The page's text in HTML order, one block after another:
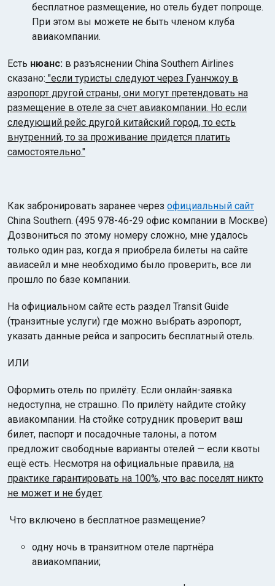
бесплатное размещение, но отель будет попроще.
При этом вы можете не быть членом клуба
авиакомпании.
Есть нюанс: в разъяснении China Southern Airlines
сказано: "если туристы следуют через Гуанчжоу в
аэропорт другой страны, они могут претендовать на
размещение в отеле за счет авиакомпании. Но если
следующий рейс другой китайский город, то есть
внутренний, то за проживание придется платить
самостоятельно."
Как забронировать заранее через официальный сайт
China Southern. (495 978-46-29 офис компании в Москве)
Дозвониться по этому номеру сложно, мне удалось
только один раз, когда я приобрела билеты на сайте
авиасейл и мне необходимо было проверить, все ли
прошло по базе компании.
На официальном сайте есть раздел Transit Guide
(транзитные услуги) где можно выбрать аэропорт,
указать данные рейса и запросить бесплатный отель.
ИЛИ
Оформить отель по прилёту. Если онлайн-заявка
недоступна, не страшно. По прилёту найдите стойку
авиакомпании. На стойке сотрудник проверит ваш
билет, паспорт и посадочные талоны, а потом
предложит свободные варианты отелей — если квоты
ещё есть. Несмотря на официальные правила, на
практике гарантировать на 100%, что вас поселят никто
не может и не будет.
Что включено в бесплатное размещение?
одну ночь в транзитном отеле партнёра
авиакомпании;